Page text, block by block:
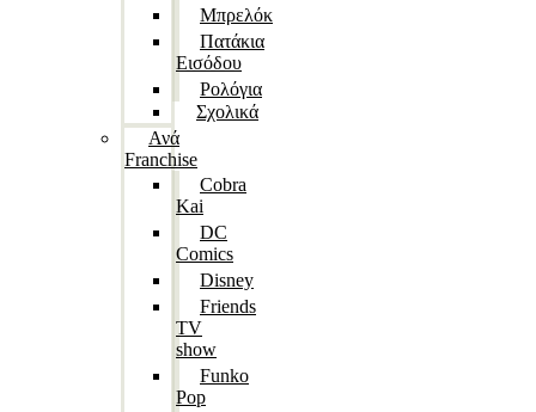
Μπρελόκ
Πατάκια
Εισόδου
Ρολόγια
Σχολικά
Ανά
Franchise
Cobra
Kai
DC
Comics
Disney
Friends
TV
show
Funko
Pop